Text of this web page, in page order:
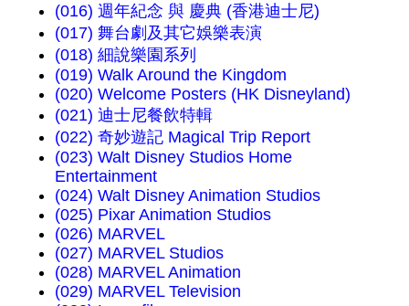
(016) 週年紀念 與 慶典 (香港迪士尼)
(017) 舞台劇及其它娛樂表演
(018) 細說樂園系列
(019) Walk Around the Kingdom
(020) Welcome Posters (HK Disneyland)
(021) 迪士尼餐飲特輯
(022) 奇妙遊記 Magical Trip Report
(023) Walt Disney Studios Home
Entertainment
(024) Walt Disney Animation Studios
(025) Pixar Animation Studios
(026) MARVEL
(027) MARVEL Studios
(028) MARVEL Animation
(029) MARVEL Television